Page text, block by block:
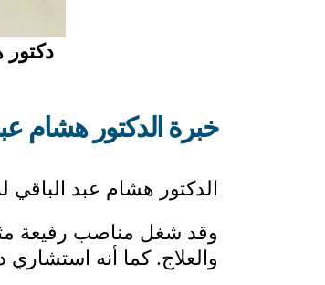
خبرة الدكتور هشام
الدكتور هشام عبد الباقي له خبرة اكثر من 35 عام
وقد شغل مناصب رفيعة
والعلاج. كما أنه